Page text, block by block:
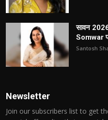
सावन
Somwar
Santosh
Newsletter
Join our subscribers list to get